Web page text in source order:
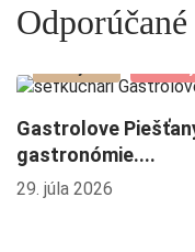
Gastrolove
gastronómie....
29. júla 2026